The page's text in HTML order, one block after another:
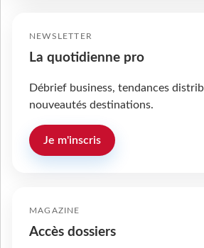
NEWSLETTER
La quotidienne pro
Débrief business, tendances
nouveautés destinations.
Je m'inscris
MAGAZINE
Accès dossiers